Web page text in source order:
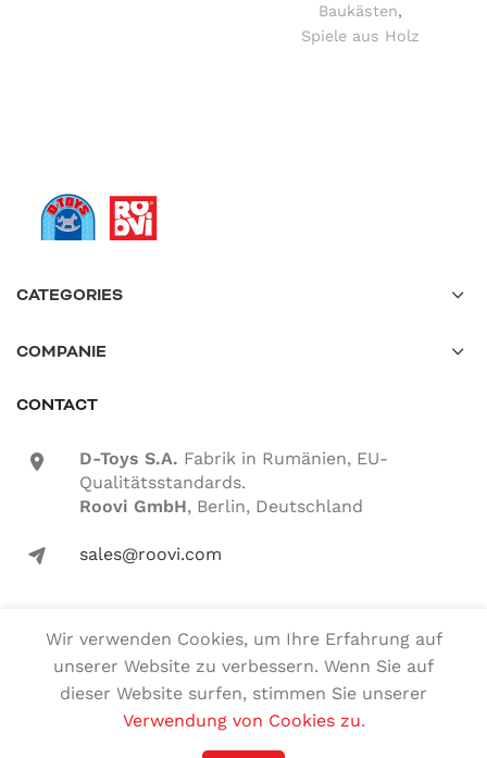
Baukästen,
Spiele aus Holz
CATEGORIES
COMPANIE
CONTACT
location-icon D-Toys S.A. Fabrik in Rumänien, EU-
Qualitätsstandards.
Roovi GmbH, Berlin, Deutschland
mail-icon sales@roovi.com
Alle Rechte vorbehalten
Wir verwenden Cookies, um Ihre Erfahrung auf
unserer Website zu verbessern. Wenn Sie auf
dieser Website surfen, stimmen Sie unserer
Verwendung von Cookies zu.
Deutsch English(Englisch
Rumänisch)